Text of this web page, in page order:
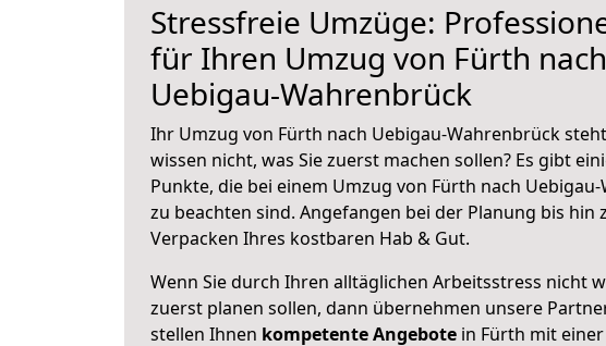
Stressfreie Umzüge:
für Ihren Umzug von Fürth nach
Uebigau-Wahrenbrück
Ihr Umzug von Fürth nach Uebigau-Wahrenbrück
wissen nicht, was Sie zuerst machen sollen? Es gibt
Punkte, die bei einem Umzug von Fürth nach
zu beachten sind. Angefangen bei der Planung bis hin
Verpacken Ihres kostbaren Hab & Gut.
Wenn Sie durch Ihren alltäglichen Arbeitsstress nicht
zuerst planen sollen, dann übernehmen unsere
stellen Ihnen kompetente Angebote in Fürth mit